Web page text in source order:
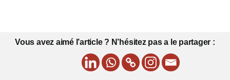
Vous avez aimé l’article ? N’hésitez pas a le partager :